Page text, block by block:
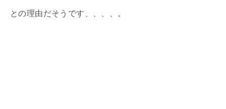
との理由だそうです、、、、。